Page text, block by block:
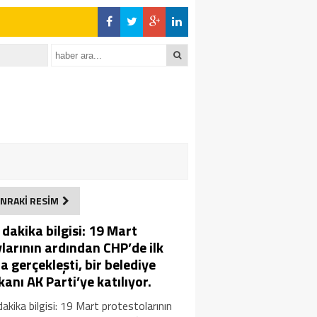
RESİM
dakika bilgisi: 19 Mart
ardından CHP’de ilk
gerçekleşti, bir belediye
AK Parti’ye katılıyor.
bilgisi: 19 Mart protestolarının